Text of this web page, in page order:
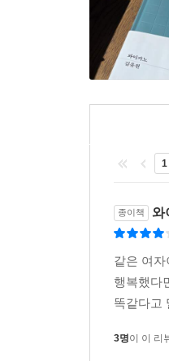
풍성하게 펼
위픽 시리즈 소
한 조각의 문학
구병모 『파쇄
이희주 『마유
윤자영 『할
박소연 『북
김기창 『크
곽재식 『우
1
종이책 와
같은 여
행복했다
똑같다고
3명이 이 리